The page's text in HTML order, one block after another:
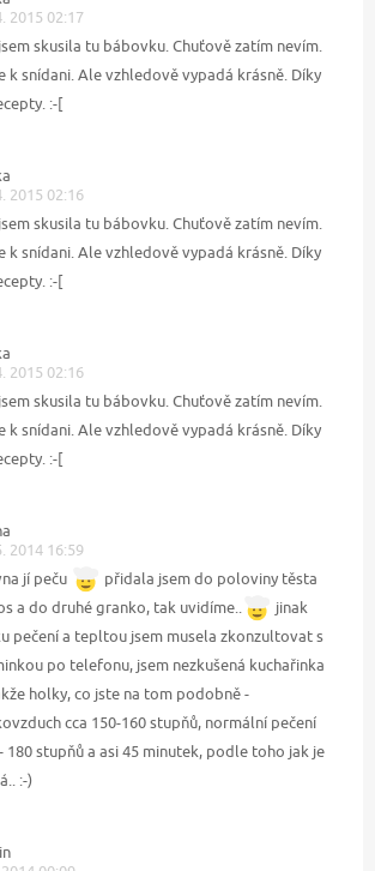
2015 02:17
skusila tu bábovku. Chuťově zatím nevím.
k snídani. Ale vzhledově vypadá krásně. Díky
:-[
2015 02:16
skusila tu bábovku. Chuťově zatím nevím.
k snídani. Ale vzhledově vypadá krásně. Díky
:-[
2015 02:16
skusila tu bábovku. Chuťově zatím nevím.
k snídani. Ale vzhledově vypadá krásně. Díky
:-[
2014 16:59
jí peču
přidala jsem do poloviny těsta
a do druhé granko, tak uvidíme..
jinak
pečení a tepltou jsem musela zkonzultovat s
po telefonu, jsem nezkušená kuchařinka
holky, co jste na tom podobně -
cca 150-160 stupňů, normální pečení
180 stupňů a asi 45 minutek, podle toho jak je
:-)